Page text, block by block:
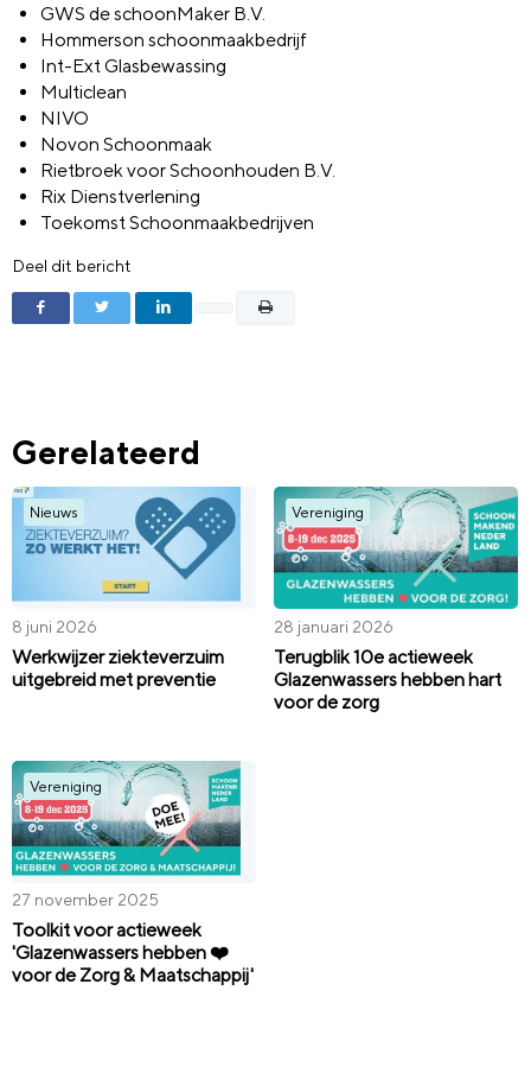
GWS de schoonMaker B.V.
Hommerson schoonmaakbedrijf
Int-Ext Glasbewassing
Multiclean
NIVO
Novon Schoonmaak
Rietbroek voor Schoonhouden B.V.
Rix Dienstverlening
Toekomst Schoonmaakbedrijven
Deel dit bericht
Gerelateerd
Nieuws
8 juni 2026
Werkwijzer ziekteverzuim
uitgebreid met preventie
Vereniging
28 januari 2026
Terugblik 10e actieweek
Glazenwassers hebben hart
voor de zorg
Vereniging
27 november 2025
Toolkit voor actieweek
'Glazenwassers hebben ❤️
voor de Zorg & Maatschappij'